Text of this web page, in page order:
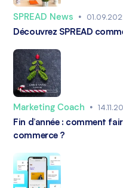
SPREAD News •
Découvrez SPREAD
Marketing Coach •
Fin d’année : comment
commerce ?